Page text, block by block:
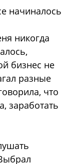
начиналось
никогда
бизнес не
разные
что
заработать